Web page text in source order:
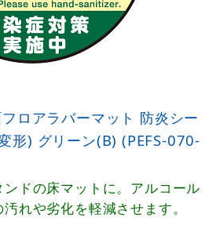
ロアラバーマット 防炎シー
形) グリーン(B) (PEFS-070-
ドの床マットに。アルコール
れや劣化を軽減させます。